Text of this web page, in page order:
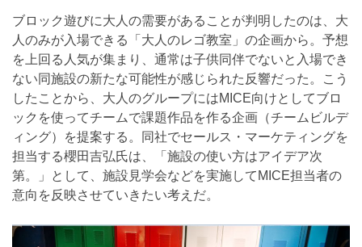
ブロック遊びに大人の需要があることが判明したのは、大
人のみが入場できる「大人のレゴ教室」の企画から。予想
を上回る人気が集まり、通常は子供同伴でないと入場でき
ない同施設の新たな可能性が感じられた反響だった。こう
したことから、大人のグループにはMICE向けとしてブロ
ックを使ってチームで課題作品を作る企画（チームビルデ
ィング）を提案する。同社でセールス・マーケティングを
担当する櫻田吉弘氏は、「施設の使い方はアイデア次
第。」として、施設見学会などを実施してMICE担当者の
意向を反映させていきたい考えだ。